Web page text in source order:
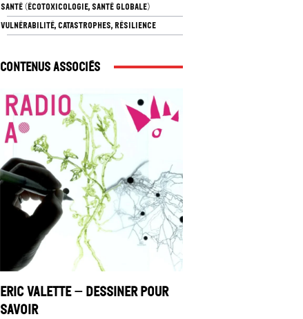
SANTÉ (ÉCOTOXICOLOGIE, SANTÉ GLOBALE)
VULNÉRABILITÉ, CATASTROPHES, RÉSILIENCE
Contenus associés
Eric Valette – Dessiner pour
savoir